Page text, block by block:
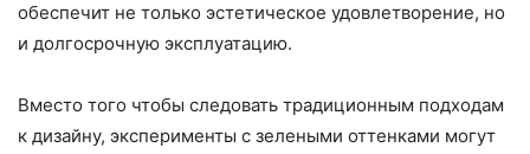
обеспечит не только эстетическое удовлетворение, но
и долгосрочную эксплуатацию.
Вместо того чтобы следовать традиционным подходам
к дизайну, эксперименты с зелеными оттенками могут